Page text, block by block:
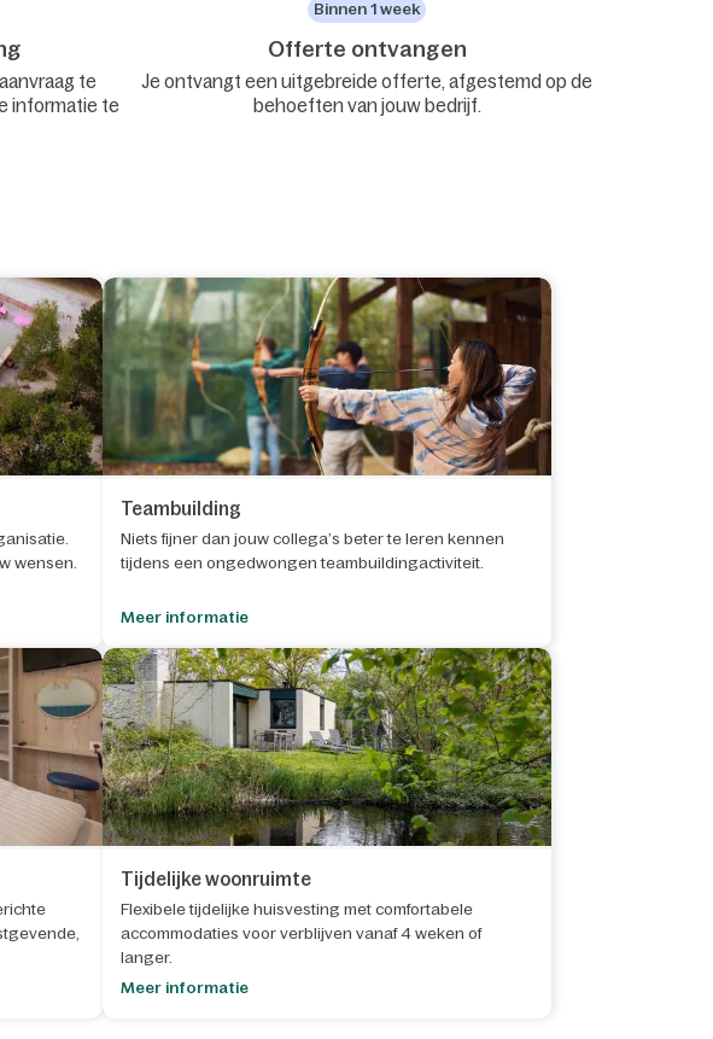
te
informatie te
Binnen 1 week
Offerte ontvangen
Je ontvangt een uitgebreide offerte, afgestemd op de
behoeften van jouw bedrijf.
wensen.
Teambuilding
Niets fijner dan jouw collega’s beter te leren kennen
tijdens een ongedwongen teambuildingactiviteit.
Meer informatie
Tijdelijke woonruimte
Flexibele tijdelijke huisvesting met comfortabele
accommodaties voor verblijven vanaf 4 weken of
langer.
Meer informatie